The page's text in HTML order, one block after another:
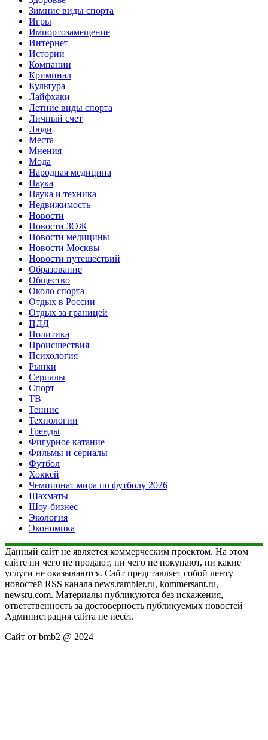
Зимние виды спорта
Игры
Импортозамещение
Интернет
Истории
Компании
Криминал
Культура
Лайфхаки
Летние виды спорта
Личный счет
Люди
Места
Мнения
Мода
Народная медицина
Наука
Наука и техника
Недвижимость
Новости
Новости ЗОЖ
Новости медицины
Новости Москвы
Новости путешествий
Образование
Общество
Около спорта
Отдых в России
Отдых за границей
ПДД
Политика
Происшествия
Психология
Рынки
Сериалы
Спорт
ТВ
Теннис
Технологии
Тренды
Фигурное катание
Фильмы и сериалы
Футбол
Хоккей
Чемпионат мира по футболу 2026
Шахматы
Шоу-бизнес
Экология
Экономика
Данный сайт не является коммерческим проектом. На этом
сайте ни чего не продают, ни чего не покупают, ни какие
услуги не оказываются. Сайт представляет собой ленту
новостей RSS канала news.rambler.ru, kommersant.ru,
newsru.com. Материалы публикуются без искажения,
ответственность за достоверность публикуемых новостей
Администрация сайта не несёт.
Сайт от bmb2 @ 2024